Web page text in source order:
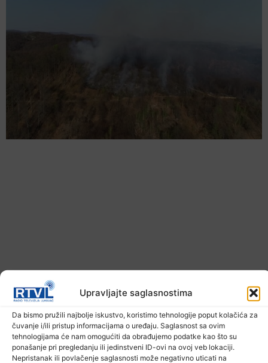
Upravljajte saglasnostima
Da bismo pružili najbolje iskustvo, koristimo tehnologije poput kolačića za
čuvanje i/ili pristup informacijama o uređaju. Saglasnost sa ovim
tehnologijama će nam omogućiti da obrađujemo podatke kao što su
ponašanje pri pregledanju ili jedinstveni ID-ovi na ovoj veb lokaciji.
Nepristanak ili povlačenje saglasnosti može negativno uticati na
U TK povećan broj požara
7. Augusta 2026.